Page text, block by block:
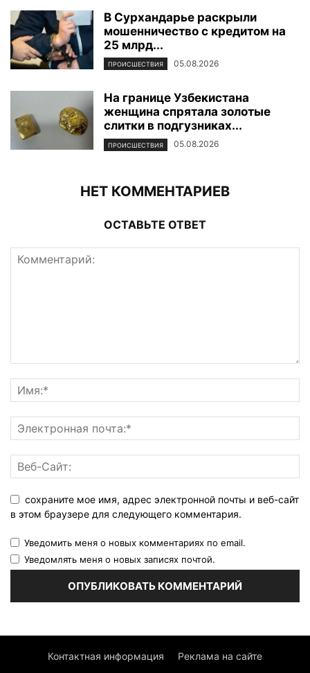
В Сурхандарье раскрыли
мошенничество с кредитом на
25 млрд...
ПРОИСШЕСТВИЯ 05.08.2026
На границе Узбекистана
женщина спрятала золотые
слитки в подгузниках...
ПРОИСШЕСТВИЯ 05.08.2026
НЕТ КОММЕНТАРИЕВ
ОСТАВЬТЕ ОТВЕТ
сохраните мое имя, адрес электронной почты и веб-сайт
в этом браузере для следующего комментария.
Уведомить меня о новых комментариях по email.
Уведомлять меня о новых записях почтой.
Контактная информация Реклама на сайте